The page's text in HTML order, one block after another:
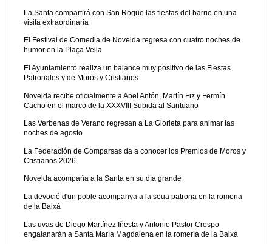
La Santa compartirá con San Roque las fiestas del barrio en una
visita extraordinaria
El Festival de Comedia de Novelda regresa con cuatro noches de
humor en la Plaça Vella
El Ayuntamiento realiza un balance muy positivo de las Fiestas
Patronales y de Moros y Cristianos
Novelda recibe oficialmente a Abel Antón, Martín Fiz y Fermín
Cacho en el marco de la XXXVIII Subida al Santuario
Las Verbenas de Verano regresan a La Glorieta para animar las
noches de agosto
La Federación de Comparsas da a conocer los Premios de Moros y
Cristianos 2026
Novelda acompaña a la Santa en su día grande
La devoció d'un poble acompanya a la seua patrona en la romeria
de la Baixà
Las uvas de Diego Martínez Iñesta y Antonio Pastor Crespo
engalanarán a Santa María Magdalena en la romería de la Baixà